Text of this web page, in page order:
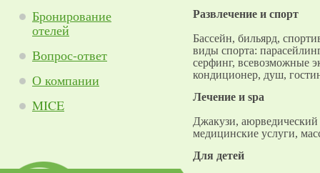
Бронирование
отелей
Вопрос-ответ
О компании
MICE
Развлечение и спорт
Бассейн, бильярд,
виды спорта:
серфинг, всевозможные
кондиционер, душ,
Лечение и spa
Джакузи, аюрведический
медицинские услуги,
Для детей